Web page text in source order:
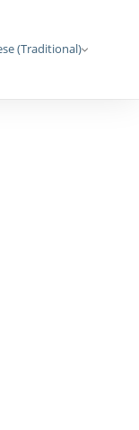
(Traditional)